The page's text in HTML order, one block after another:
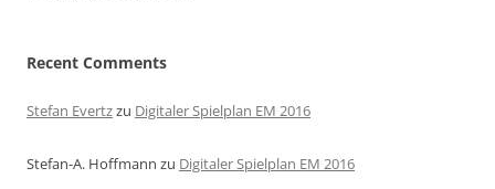
Recent Comments
Stefan Evertzzu Digitaler Spielplan EM 2016
Stefan-A. Hoffmann zu Digitaler Spielplan EM 2016